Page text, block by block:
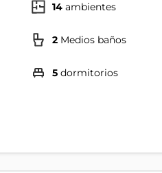
14 ambientes
2 Medios baños
5 dormitorios